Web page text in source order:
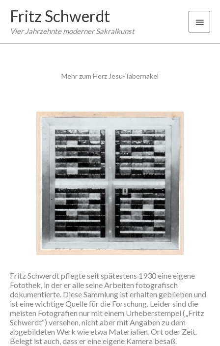
Inhalt
springen
Fritz Schwerdt
Vier Jahrzehnte moderner Sakralkunst
Mehr zum Herz Jesu-Tabernakel
Fritz Schwerdt pflegte seit spätestens 1930 eine eigene
Fotothek, in der er alle seine Arbeiten fotografisch
dokumentierte. Diese Sammlung ist erhalten geblieben und
ist eine wichtige Quelle für die Forschung. Leider sind die
meisten Fotografien nur mit einem Urheberstempel („Fritz
Schwerdt“) versehen, nicht aber mit Angaben zu dem
abgebildeten Werk wie etwa Materialien, Ort oder Zeit.
Belegt ist auch, dass er eine eigene Kamera besaß.